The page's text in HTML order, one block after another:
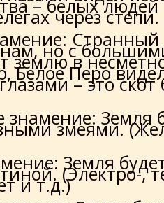
– белых
через степи.
Странный
но с
землю в
Белое Перо
– это скот
знамение: Земля
змеями.
Земля
(Электро-,
и т.д.)